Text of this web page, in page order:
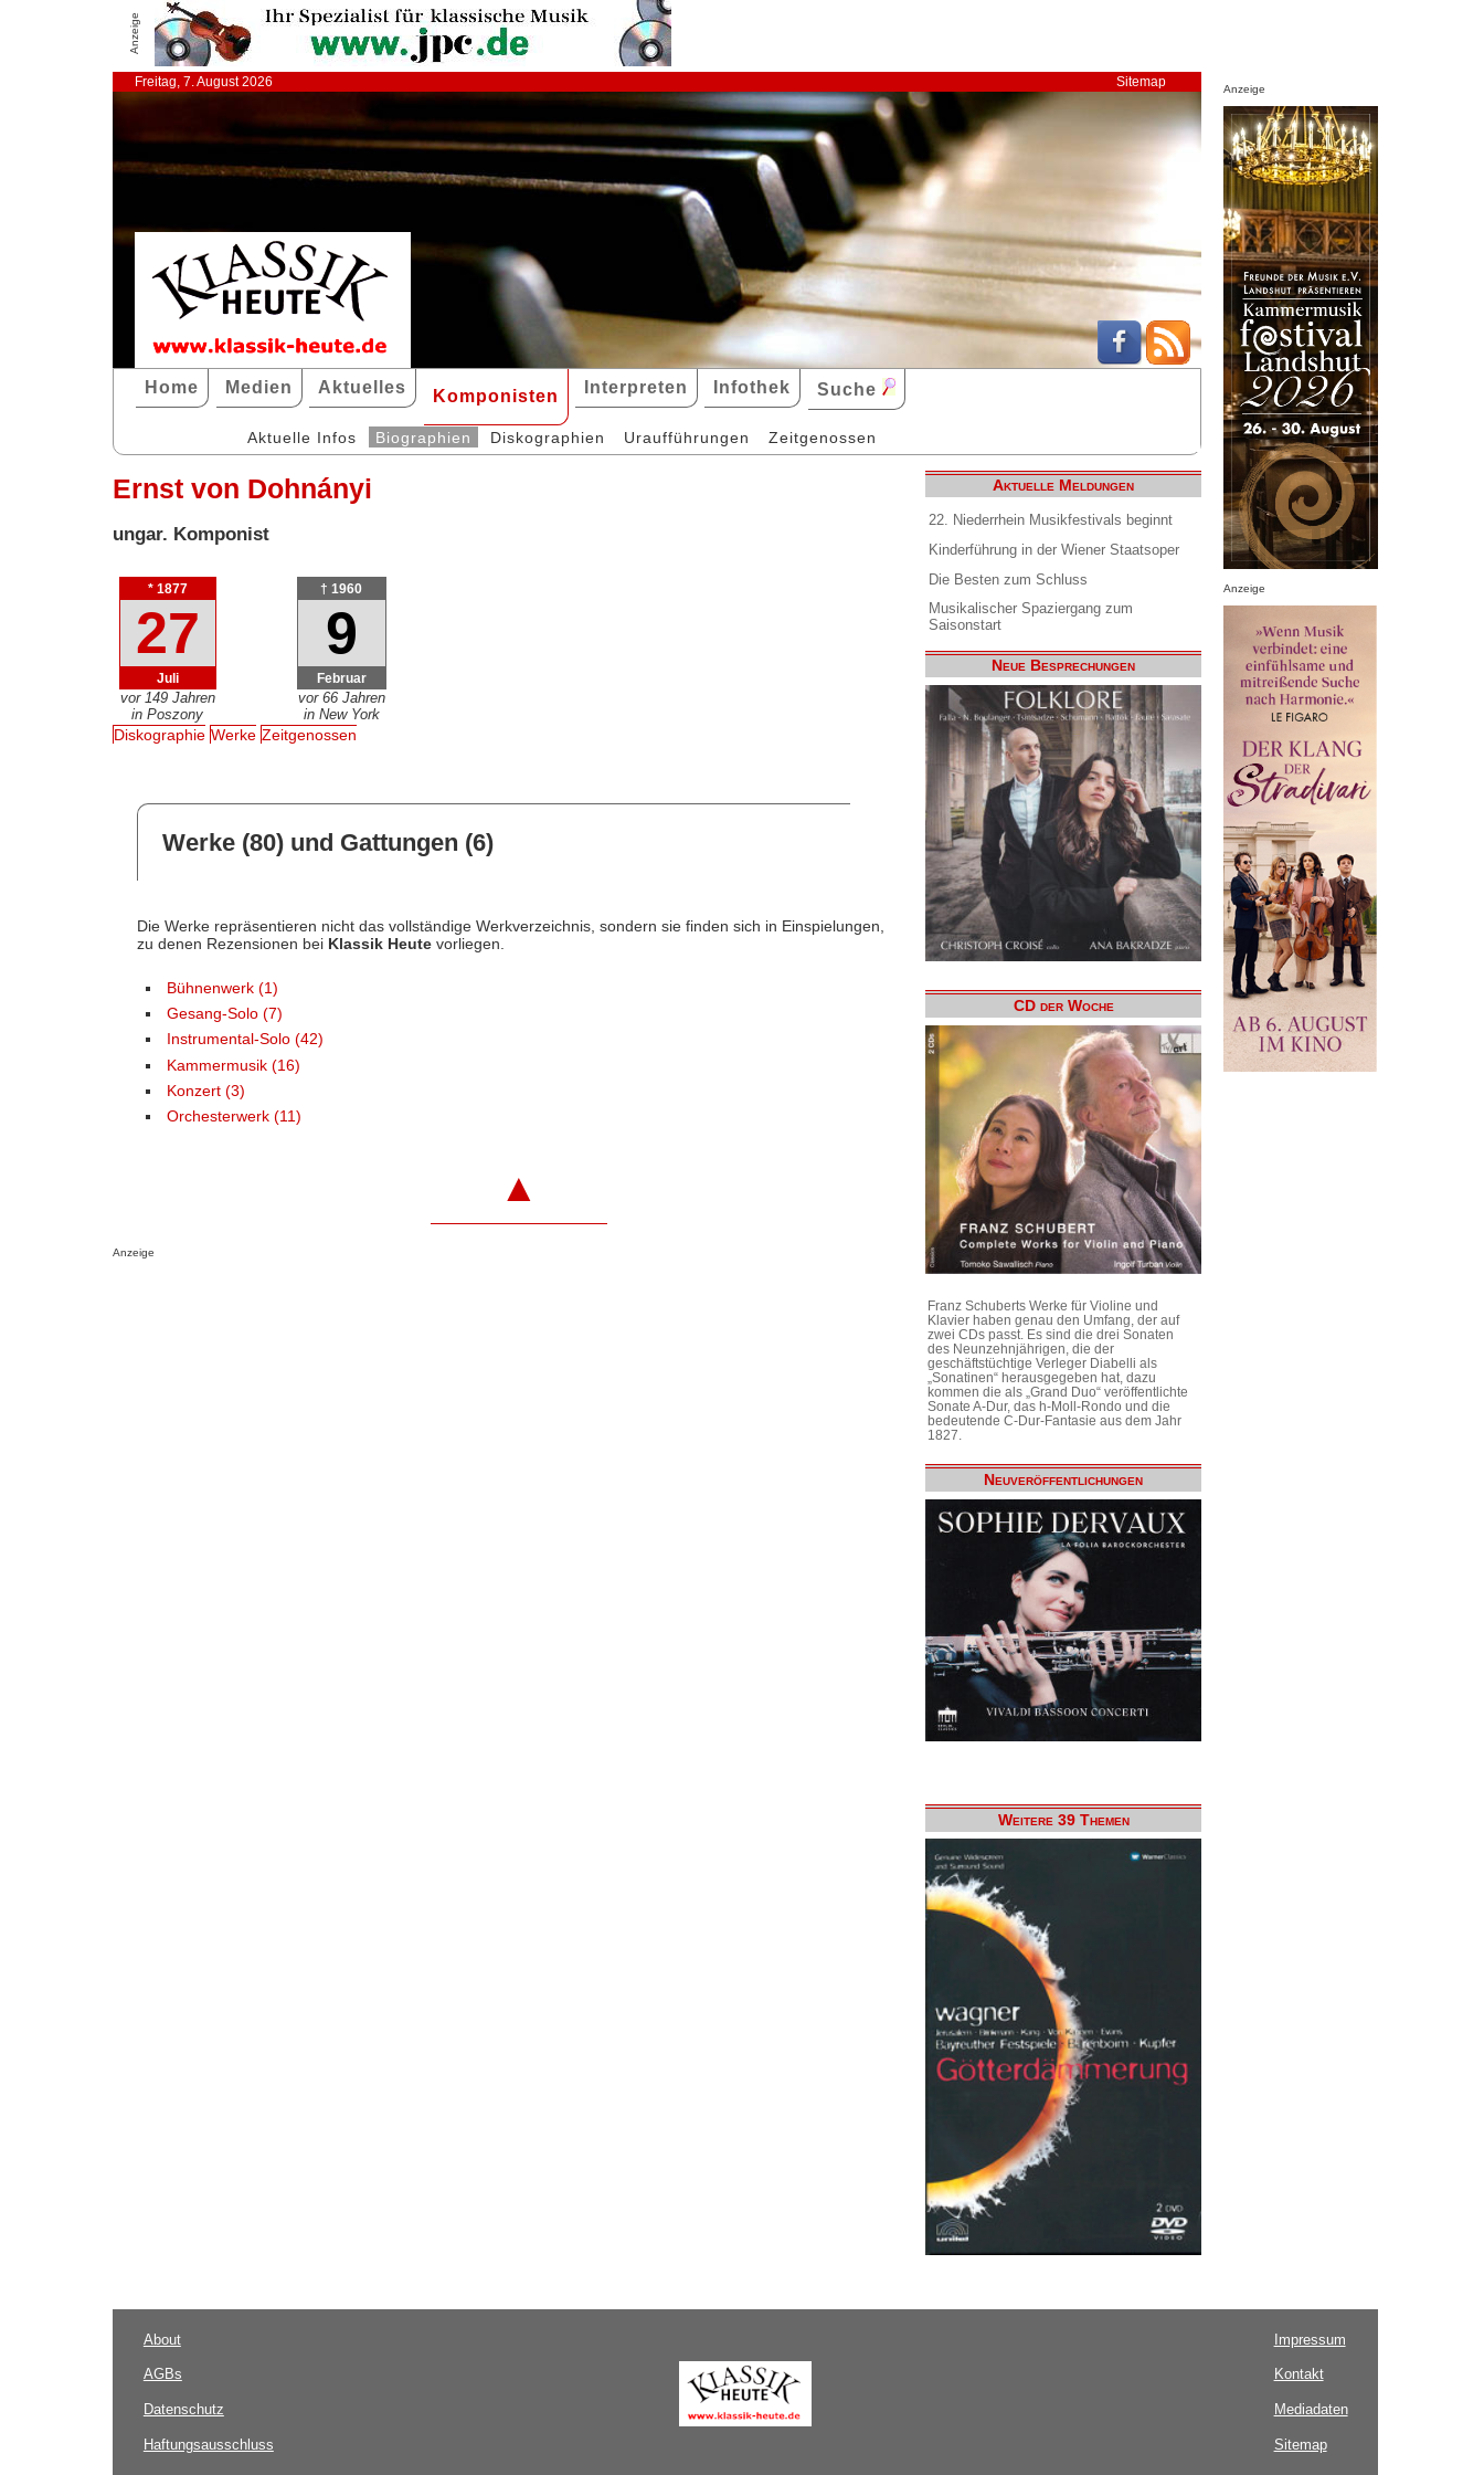
Anzeige
Freitag, 7. August 2026 Sitemap
Home Medien Aktuelles Komponisten Interpreten Infothek Suche
Aktuelle Infos Biographien Diskographien Uraufführungen Zeitgenossen
Ernst von Dohnányi
ungar. Komponist
* 1877
27
Juli
vor 149 Jahren
in Poszony
† 1960
9
Februar
vor 66 Jahren
in New York
Diskographie Werke Zeitgenossen
Werke (80) und Gattungen (6)
Die Werke repräsentieren nicht das vollständige Werkverzeichnis, sondern sie finden sich in Einspielungen,
zu denen Rezensionen bei Klassik Heutevorliegen.
Bühnenwerk (1)
Gesang-Solo (7)
Instrumental-Solo (42)
Kammermusik (16)
Konzert (3)
Orchesterwerk (11)
▲
Anzeige
Aktuelle Meldungen
22. Niederrhein Musikfestivals beginnt
Kinderführung in der Wiener Staatsoper
Die Besten zum Schluss
Musikalischer Spaziergang zum
Saisonstart
Neue Besprechungen
CD der Woche
Franz Schuberts Werke für Violine und
Klavier haben genau den Umfang, der auf
zwei CDs passt. Es sind die drei Sonaten
des Neunzehnjährigen, die der
geschäftstüchtige Verleger Diabelli als
„Sonatinen“ herausgegeben hat, dazu
kommen die als „Grand Duo“ veröffentlichte
Sonate A-Dur, das h-Moll-Rondo und die
bedeutende C-Dur-Fantasie aus dem Jahr
1827.
Neuveröffentlichungen
Weitere 39 Themen
Anzeige
Anzeige
About
AGBs
Datenschutz
Haftungsausschluss
Impressum
Kontakt
Mediadaten
Sitemap